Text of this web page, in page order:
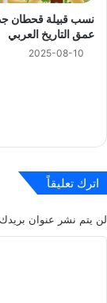
نسب قبيلة قحطان
عمق التاريخ العربي
2025-08-10
اترك تعليقاً
لن يتم نشر عنوان بريدك